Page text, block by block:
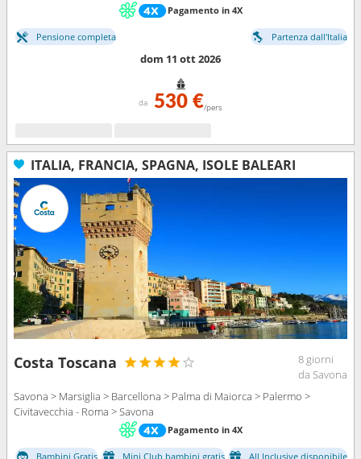
Pagamento in 4X
Pensione completa Partenza dall'Italia
dom 11 ott 2026
da 530 €/pers
ITALIA, FRANCIA, SPAGNA, ISOLE BALEARI
Costa Toscana
8 giorni
da Savona
Savona > Marsiglia > Barcellona > Palma di Maiorca > Palermo >
Civitavecchia - Roma > Savona
Pagamento in 4X
Bambini Gratis Mini Club bambini gratis
All Inclusive disponibile